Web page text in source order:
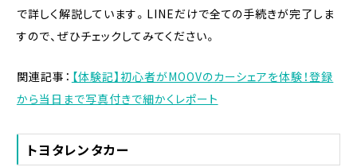
で詳しく解説しています。LINEだけで全ての手続きが完了しま
すので、ぜひチェックしてみてください。
関連記事： 【体験記】初心者がMOOVのカーシェアを体験！登録
から当日まで写真付きで細かくレポート
トヨタレンタカー